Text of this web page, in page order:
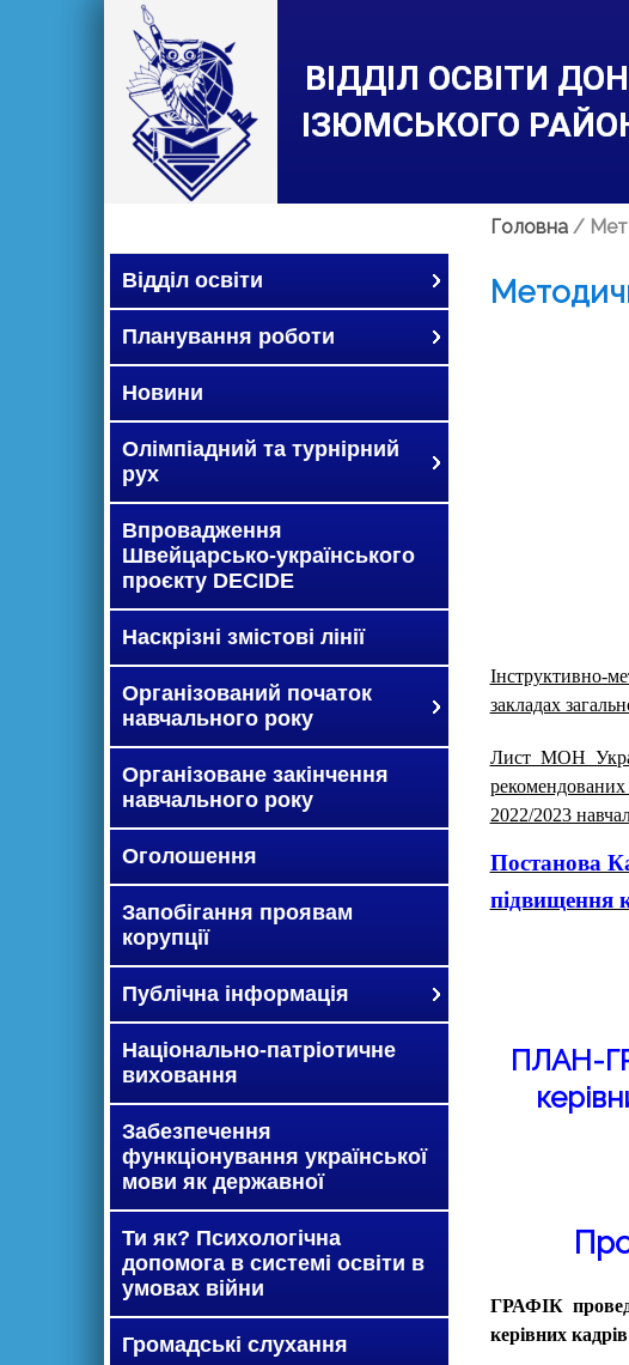
ВІДДІЛ ОСВІТИ
ІЗЮМСЬКОГО
Головна /
Відділ освіти
Планування роботи
Новини
Олімпіадний та турнірний
рух
Впровадження
Швейцарсько-українського
проєкту DECIDE
Наскрізні змістові лінії
Організований початок
навчального року
Організоване закінчення
навчального року
Оголошення
Запобігання проявам
корупції
Публічна інформація
Національно-патріотичне
виховання
Забезпечення
функціонування української
мови як державної
Ти як? Психологічна
допомога в системі освіти в
умовах війни
Громадські слухання
Інструктивно-
закладах
Лист МОН
2022/2023
Постанова
підвищення
ПЛАН-
ГРАФІК
керівних